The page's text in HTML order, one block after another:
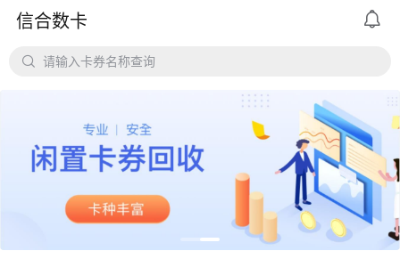
信合数卡 
 请输入卡券名称查询
尊敬的信合用户您好：目前银行卡，支付宝提现已恢复正常 ，欢迎提卡
通知：支付宝提现通道暂时维护，恢复另行通知，带来的不便敬请谅解！
价格公道、稳定需求，长期回收京东E卡、携程卡。
仅支持合法合规的正规卡合作，您可以直接在平台
信合长期大量回收各类礼品卡、游戏点卡、话费卡
京东E卡500面值以上寄售回收价格上调至965折
沃尔玛、盒马卡、瑞祥卡、天猫卡、苏宁、携程等等